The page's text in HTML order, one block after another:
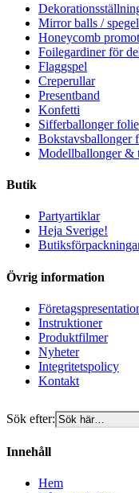
Mirror balls /
Honeycomb
Foilegardiner för
Flaggspel
Creperullar
Presentband
Konfetti
Sifferballonger folie
Bokstavsballonger
Modellballonger &
Butik
Partyartiklar
Heja Sverige!
Övrig information
Instruktioner
Produktfilmer
Nyheter
Integritetspolicy
Kontakt
Sök efter:
Innehåll
Hem